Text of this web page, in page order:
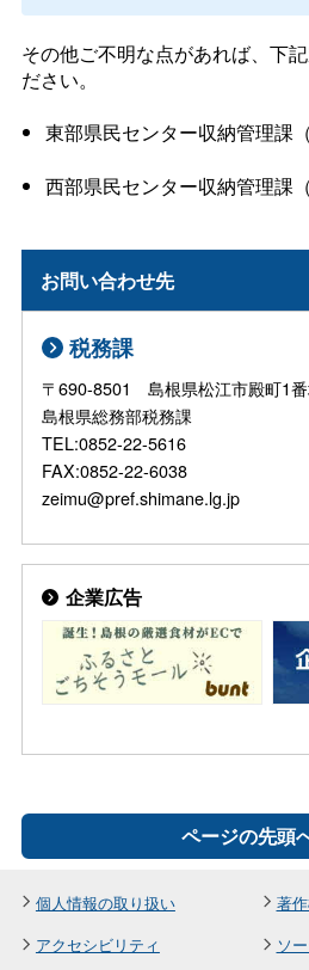
その他ご不明な点があれば、下
ださい。
東部県民センター収納管理課
西部県民センター収納管理課
お問い合わせ先
税務課
〒690-8501 島根県松江市殿町1
島根県総務部税務課
TEL:0852-22-5616
FAX:0852-22-6038
zeimu@pref.shimane.lg.jp
企業広告
ページの先頭
個人情報の取り扱い
著
アクセシビリティ
ソ